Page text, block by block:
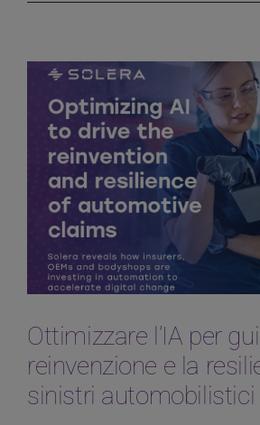
Ottimizzare l’IA per
reinvenzione e la
sinistri automobilistici